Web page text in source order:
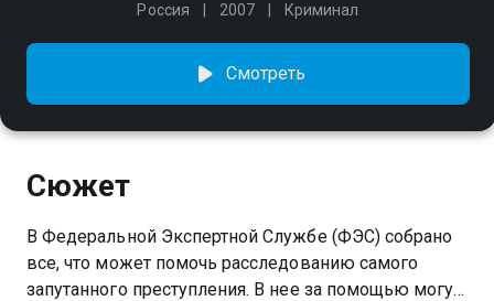
Россия
2007 Криминал
Смотреть
Сюжет
В Федеральной Экспертной Службе (ФЭС) собрано
все, что может помочь расследованию самого
запутанного преступления. В нее за помощью могут